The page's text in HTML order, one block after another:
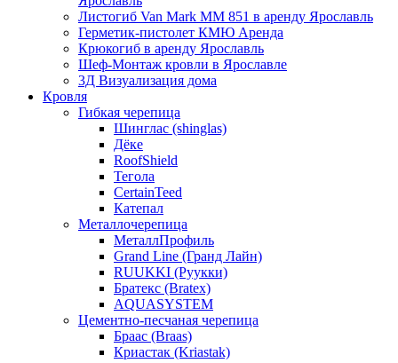
Листогиб Van Mark MM 851 в аренду Ярославль
Герметик-пистолет КМЮ Аренда
Крюкогиб в аренду Ярославль
Шеф-Монтаж кровли в Ярославле
3Д Визуализация дома
Кровля
Гибкая черепица
Шинглас (shinglas)
Дёке
RoofShield
Тегола
CertainTeed
Катепал
Металлочерепица
МеталлПрофиль
Grand Line (Гранд Лайн)
RUUKKI (Руукки)
Братекс (Bratex)
AQUASYSTEM
Цементно-песчаная черепица
Браас (Braas)
Криастак (Kriastak)